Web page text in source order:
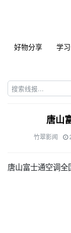
好物分享 学
唐山
竹翠影闻
唐山富士通空调